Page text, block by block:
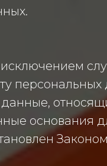
персональных
основания
Законом